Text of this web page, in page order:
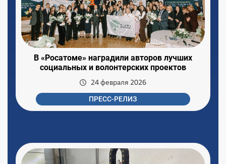
В «Росатоме» наградили авторов лучших
социальных и волонтерских проектов
24 февраля 2026
ПРЕСС-РЕЛИЗ